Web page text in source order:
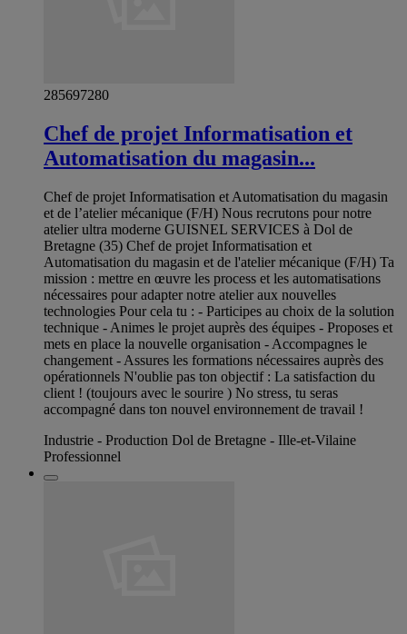
285697280
Chef de projet Informatisation et
Automatisation du magasin...
Chef de projet Informatisation et Automatisation du magasin
et de l’atelier mécanique (F/H) Nous recrutons pour notre
atelier ultra moderne GUISNEL SERVICES à Dol de
Bretagne (35) Chef de projet Informatisation et
Automatisation du magasin et de l'atelier mécanique (F/H) Ta
mission : mettre en œuvre les process et les automatisations
nécessaires pour adapter notre atelier aux nouvelles
technologies Pour cela tu : - Participes au choix de la solution
technique - Animes le projet auprès des équipes - Proposes et
mets en place la nouvelle organisation - Accompagnes le
changement - Assures les formations nécessaires auprès des
opérationnels N'oublie pas ton objectif : La satisfaction du
client ! (toujours avec le sourire ) No stress, tu seras
accompagné dans ton nouvel environnement de travail !
Industrie - Production Dol de Bretagne - Ille-et-Vilaine
Professionnel